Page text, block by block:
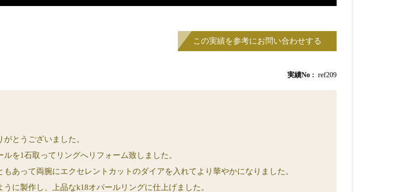
実績No ref209
とうございました。
を1石取ってリングへリフォーム致しました。
あって両腕にエクセレントカットのダイアを入れてより華やかになりました。
に製作し、上品なk18オパールリングに仕上げました。